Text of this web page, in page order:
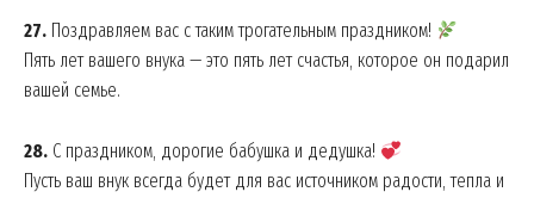
27. Поздравляем вас с таким трогательным праздником!
Пять лет вашего внука — это пять лет счастья, которое он подарил
вашей семье.
28. С праздником, дорогие бабушка и дедушка!
Пусть ваш внук всегда будет для вас источником радости, тепла и